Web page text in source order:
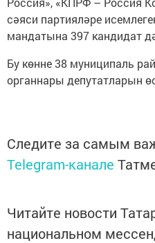
сәяси партияләре
мандатына 397 кандидат
Бу көнне 38 муниципаль
органнары депутатларын
Следите за самым
Telegram-канале
Читайте новости
национальном